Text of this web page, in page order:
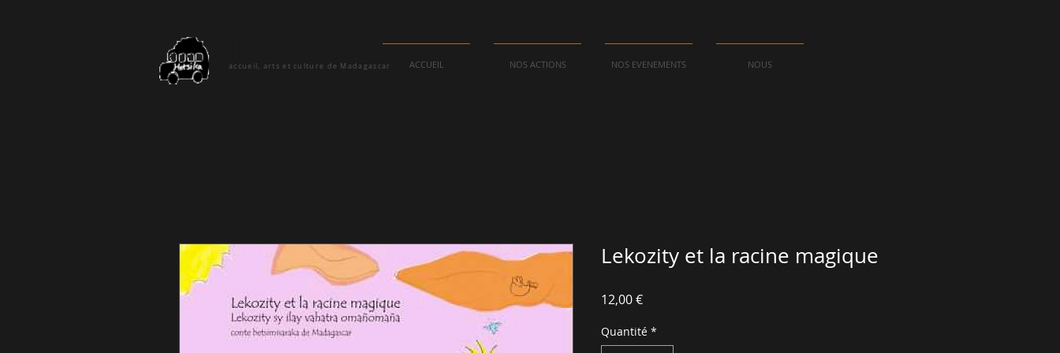
accueil, arts et culture de Madagascar ACCUEIL NOS ACTIONS NOS EVENEMENTS NOUS
Lekozity et la racine magique
12,00 €Prix
Quantité *